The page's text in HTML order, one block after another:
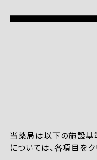
当薬局は以下の施設基
については、各項目をク